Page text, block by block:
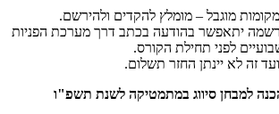
מוגבל – מומלץ להקדים ולהירשם.
יתאפשר בהודעה בכתב דרך מערכת הפניות
לפני תחילת הקורס.
זה לא יינתן החזר תשלום.
למבחן סיווג במתמטיקה לשנת תשפ"ו